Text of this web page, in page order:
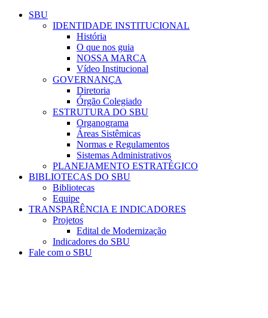
Conteúdo principal
SBU
IDENTIDADE INSTITUCIONAL
História
O que nos guia
NOSSA MARCA
Vídeo Institucional
GOVERNANÇA
Diretoria
Órgão Colegiado
ESTRUTURA DO SBU
Organograma
Áreas Sistêmicas
Normas e Regulamentos
Sistemas Administrativos
PLANEJAMENTO ESTRATÉGICO
BIBLIOTECAS DO SBU
Bibliotecas
Equipe
TRANSPARÊNCIA E INDICADORES
Projetos
Edital de Modernização
Indicadores do SBU
Fale com o SBU